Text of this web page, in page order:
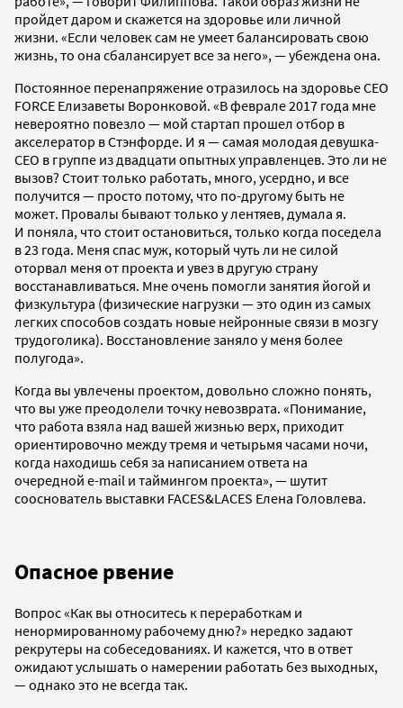
пройдет даром и скажется на здоровье или личной
жизни. «Если человек сам не умеет балансировать свою
жизнь, то она сбалансирует все за него», — убеждена она.
Постоянное перенапряжение отразилось на здоровье СЕО
FORCE Елизаветы Воронковой. «В феврале 2017 года мне
невероятно повезло — мой стартап прошел отбор в
акселератор в Стэнфорде. И я — самая молодая девушка-
СЕО в группе из двадцати опытных управленцев. Это ли не
вызов? Стоит только работать, много, усердно, и все
получится — просто потому, что по-другому быть не
может. Провалы бывают только у лентяев, думала я.
И поняла, что стоит остановиться, только когда поседела
в 23 года. Меня спас муж, который чуть ли не силой
оторвал меня от проекта и увез в другую страну
восстанавливаться. Мне очень помогли занятия йогой и
физкультура (физические нагрузки — это один из самых
легких способов создать новые нейронные связи в мозгу
трудоголика). Восстановление заняло у меня более
полугода».
Когда вы увлечены проектом, довольно сложно понять,
что вы уже преодолели точку невозврата. «Понимание,
что работа взяла над вашей жизнью верх, приходит
ориентировочно между тремя и четырьмя часами ночи,
когда находишь себя за написанием ответа на
очередной e-mail и таймингом проекта», — шутит
сооснователь выставки FACES&LACES Елена Головлева.
Опасное рвение
Вопрос «Как вы относитесь к переработкам и
ненормированному рабочему дню?» нередко задают
рекрутеры на собеседованиях. И кажется, что в ответ
ожидают услышать о намерении работать без выходных,
— однако это не всегда так.